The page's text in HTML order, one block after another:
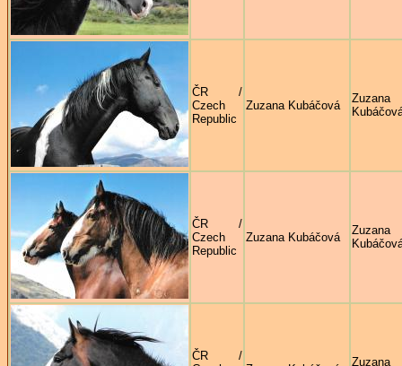
ČR /
Czech
Republic
Zuzana Kubáčová
Zuzana
ČR /
Czech
Republic
Zuzana Kubáčová
Zuzana
ČR /
Zuzana